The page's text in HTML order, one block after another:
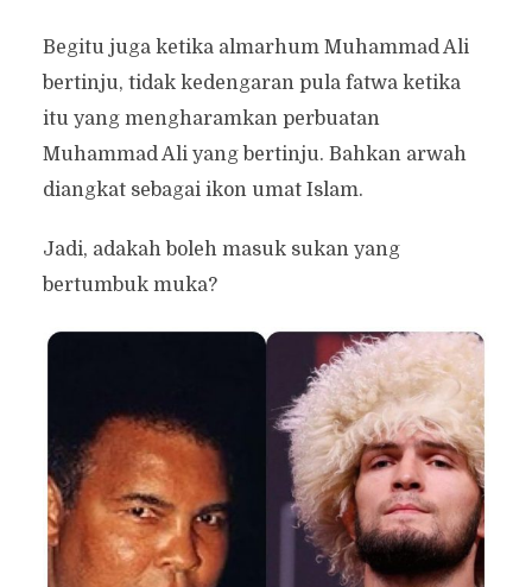
Begitu juga ketika almarhum Muhammad Ali
bertinju, tidak kedengaran pula fatwa ketika
itu yang mengharamkan perbuatan
Muhammad Ali yang bertinju. Bahkan arwah
diangkat sebagai ikon umat Islam.
Jadi, adakah boleh masuk sukan yang
bertumbuk muka?